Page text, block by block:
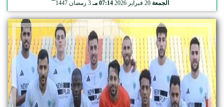
الجمعة 20 فبراير 2026 07:14 مـ 3 رمضان 1447